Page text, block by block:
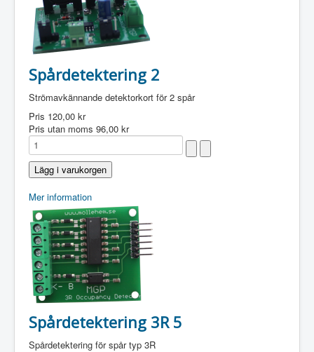
Spårdetektering 2
Strömavkännande detektorkort för 2 spår
Pris 120,00 kr
Pris utan moms 96,00 kr
Mer information
Spårdetektering 3R 5
Spårdetektering för spår typ 3R